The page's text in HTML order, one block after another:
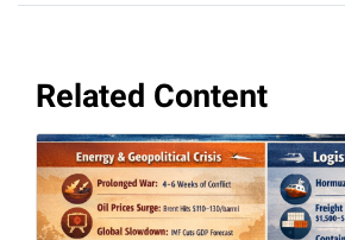
Related Content